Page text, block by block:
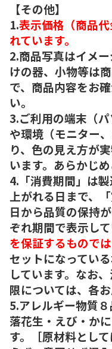
【その他】
1.表示価格（商品
れています。
2.商品写真はイメ
けの器、小物等は
で、商品内容をお
い。
3.ご利用の端末（パ
や環境（モニター
り、色の見え方が
います。あらかじ
4.「消費期間」は
上がれる日まで、
日から品質の保持
ぞれ期間で表示して
を保証するものでは
セットになってい
しています。なお
限については、各
5.アレルギー物質
落花生・えび・か
す。［原材料とし